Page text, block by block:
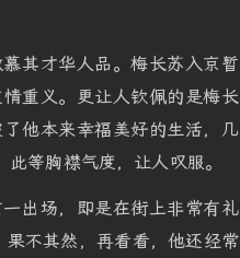
其才华人品。梅长苏入京暂
重义。更让人钦佩的是梅长
他本来幸福美好的生活，几
等胸襟气度，让人叹服。
出场，即是在街上非常有礼
不其然，再看看，他还经常